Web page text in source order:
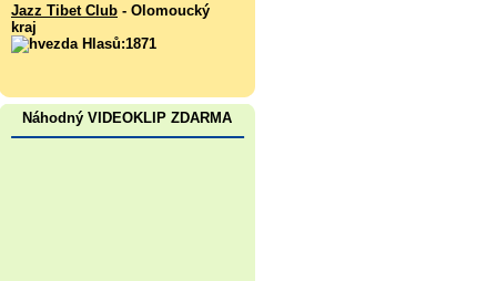
Jazz Tibet Club - Olomoucký
kraj
Hlasů:1871
Náhodný VIDEOKLIP ZDARMA